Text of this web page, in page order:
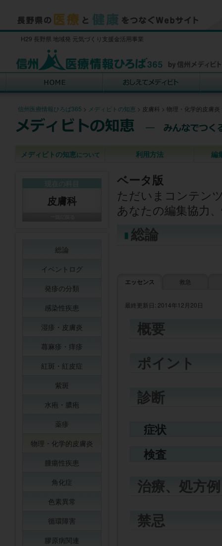
H29 長野県 地域発 元気づくり支援金活用事業
信州医療情報ひろば365 > メディビトの知恵 > 皮膚科 > 物理・化学的皮膚炎
メディビトの知恵について 利用方法 編
ベータ版
ただいまコンテン
あなたの編集協力
総論
エッセンス 救急
最終更新日: 2014年12月20日
概要
ポイント
診断
症状
検査
治療、処方例
禁忌
皮膚科
総論
イベントログ
発疹の分類
感染性疾患
湿疹・皮膚炎
蕁麻疹・痒疹
紅斑・紅皮症
紫斑
水疱・膿疱
薬疹
物理・化学的皮膚炎
腫瘍性疾患
角化症
色素異常
循環障害
膠原病関連